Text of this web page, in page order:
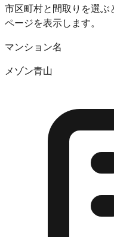
市区町村と間取りを選
ページを表示します。
マンション名
メゾン青山